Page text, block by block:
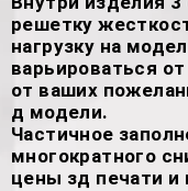
решетку
нагрузку на
варьироваться
от ваших
д модели.
Частичное
многократного
цены зд печати и